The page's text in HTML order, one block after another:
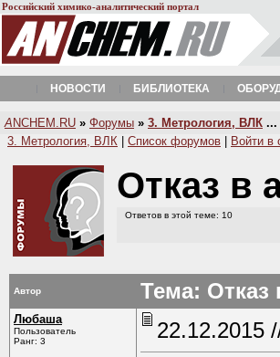
Российский химико-аналитический портал
НОВОСТИ БИБЛИОТЕКА
A NCHEM.RU » Форумы » 3. Метрология, ВЛК ...
3. Метрология, ВЛК
Список форумов Войти в
Отказ в
Ответов в этой теме: 10
Автор Тема: Отказ
Любаша
Пользователь
Ранг: 3
22.12.2015